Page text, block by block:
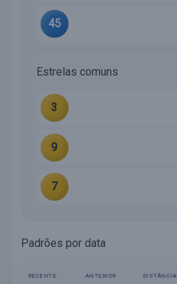
45
Estrelas comuns
3
9
7
Padrões por data
RECENTE ANTERIOR DISTÂNCIA